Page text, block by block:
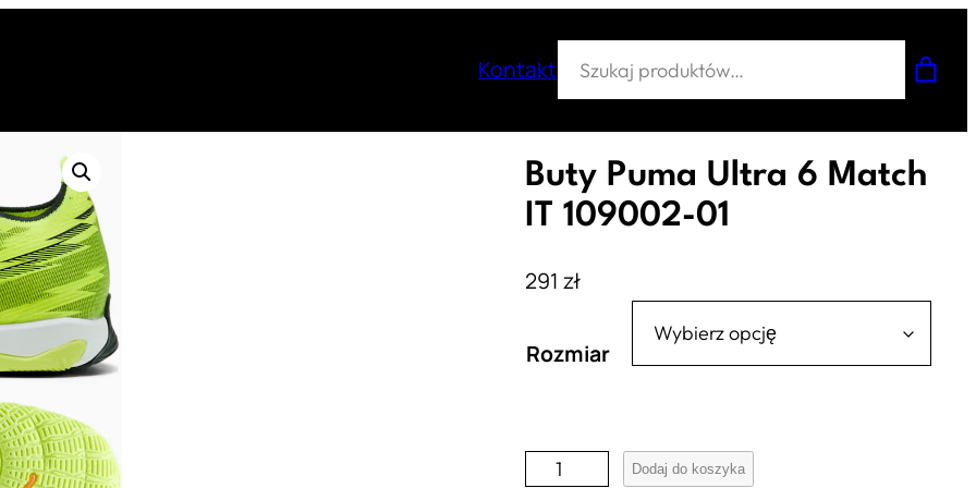
Kontakt Szukaj
Buty Puma Ultra 6 Match
IT 109002-01
291 zł
Rozmiar
Dodaj do koszyka